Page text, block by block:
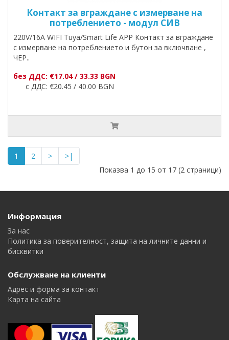
Контакт за вграждане с измерване на
потреблението - модул СИВ
220V/16A WIFI Tuya/Smart Life APP Контакт за вграждане
с измерване на потреблението и бутон за включване ,
ЧЕР..
без ДДС: €17.04 / 33.33 BGN
с ДДС: €20.45 / 40.00 BGN
1 2 >
>|
Показва 1 до 15 от 17 (2 страници)
Информация
За нас
Политика за поверителност, защита на личните данни и
бисквитки
Обслужване на клиенти
Адрес и форма за контакт
Карта на сайта